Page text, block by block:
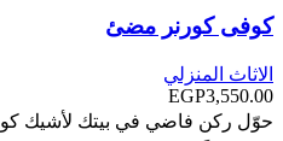
كوفى كورنر مضئ
الاثاث المنزلي
EGP3,550.00